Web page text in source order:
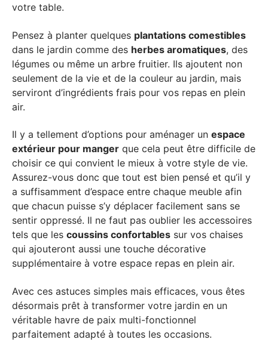
votre table.
Pensez à planter quelques plantations comestibles
dans le jardin comme des herbes aromatiques, des
légumes ou même un arbre fruitier. Ils ajoutent non
seulement de la vie et de la couleur au jardin, mais
serviront d’ingrédients frais pour vos repas en plein
air.
Il y a tellement d’options pour aménager un espace
extérieur pour manger que cela peut être difficile de
choisir ce qui convient le mieux à votre style de vie.
Assurez-vous donc que tout est bien pensé et qu’il y
a suffisamment d’espace entre chaque meuble afin
que chacun puisse s’y déplacer facilement sans se
sentir oppressé. Il ne faut pas oublier les accessoires
tels que les coussins confortables sur vos chaises
qui ajouteront aussi une touche décorative
supplémentaire à votre espace repas en plein air.
Avec ces astuces simples mais efficaces, vous êtes
désormais prêt à transformer votre jardin en un
véritable havre de paix multi-fonctionnel
parfaitement adapté à toutes les occasions.